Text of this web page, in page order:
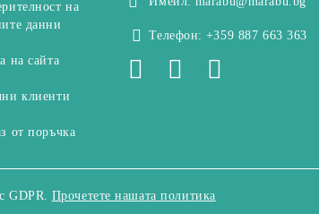
на
данни
на сайта
клиенти
от поръчка
Телефон: +359 887 663 363
GDPR. Прочетете нашата политика